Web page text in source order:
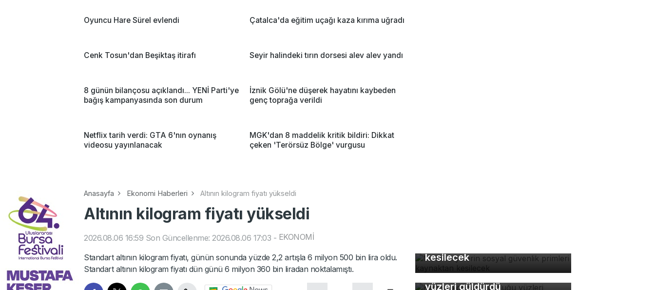
Oyuncu Hare Sürel evlendi Çatalca'da eğitim uçağı kaza kırıma uğradı
Cenk Tosun'dan Beşiktaş itirafı Seyir halindeki tırın dorsesi alev alev yandı
8 günün bilançosu açıklandı... YENİ Parti'ye
bağış kampanyasında son durum
İznik Gölü'ne düşerek hayatını kaybeden
genç toprağa verildi
Netflix tarih verdi: GTA 6'nın oynanış
videosu yayınlanacak
MGK'dan 8 maddelik kritik bildiri: Dikkat
çeken 'Terörsüz Bölge' vurgusu
Anasayfa Ekonomi Haberleri Altının kilogram fiyatı yükseldi
Altının kilogram fiyatı yükseldi
2026.08.06 16:59 Son Güncellenme: 2026.08.06 17:03 - EKONOMİ
Standart altının kilogram fiyatı, günün sonunda yüzde 2,2 artışla 6 milyon 500 bin lira oldu.
Standart altının kilogram fiyatı dün günü 6 milyon 360 bin liradan noktalamıştı.
kesilecek
Kedi ve köpeğin dostluğu
yüzleri güldürdü